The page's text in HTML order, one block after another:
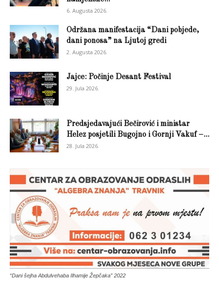
6. Augusta 2026.
Održana manifestacija “Dani pobjede,
dani ponosa” na Ljutoj gredi
2. Augusta 2026.
Jajce: Počinje Desant Festival
29. Jula 2026.
Predsjedavajući Bečirović i ministar
Helez posjetili Bugojno i Gornji Vakuf –...
28. Jula 2026.
“Dani šejha Abdulvehaba Ilhamije Žepčaka” 2022